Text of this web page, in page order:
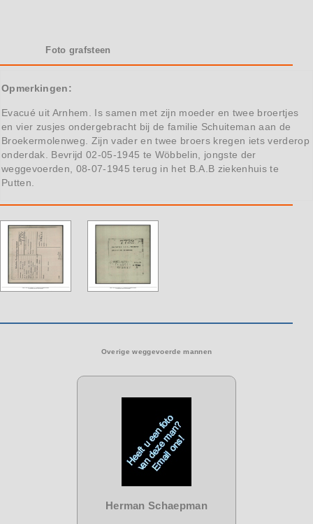
Foto grafsteen
Opmerkingen:
Evacué uit Arnhem. Is samen met zijn moeder en twee broertjes
en vier zusjes ondergebracht bij de familie Schuiteman aan de
Broekermolenweg. Zijn vader en twee broers kregen iets verderop
onderdak. Bevrijd 02-05-1945 te Wöbbelin, jongste der
weggevoerden, 08-07-1945 terug in het B.A.B ziekenhuis te
Putten.
Overige weggevoerde mannen
Herman Schaepman